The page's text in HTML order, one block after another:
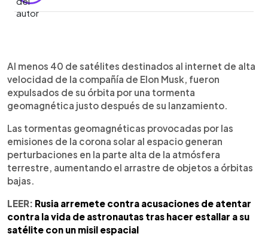
Escuchar artículo
Al menos 40 de satélites destinados al internet de alta
velocidad de la compañía de Elon Musk, fueron
expulsados de su órbita por una tormenta
geomagnética justo después de su lanzamiento.
Las tormentas geomagnéticas provocadas por las
emisiones de la corona solar al espacio generan
perturbaciones en la parte alta de la atmósfera
terrestre, aumentando el arrastre de objetos a órbitas
bajas.
LEER: Rusia arremete contra acusaciones de atentar
contra la vida de astronautas tras hacer estallar a su
satélite con un misil espacial